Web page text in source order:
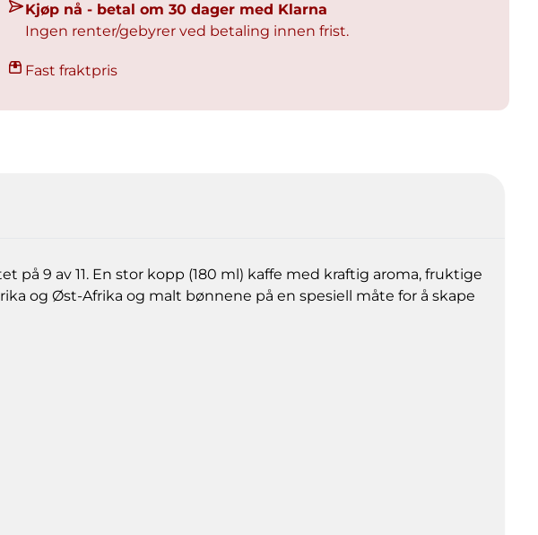
Kjøp nå - betal om 30 dager med Klarna
Ingen renter/gebyrer ved betaling innen frist.
Fast fraktpris
på 9 av 11. En stor kopp (180 ml) kaffe med kraftig aroma, fruktige
og Øst-Afrika og malt bønnene på en spesiell måte for å skape